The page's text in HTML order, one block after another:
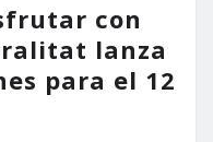
con
lanza
para el 12